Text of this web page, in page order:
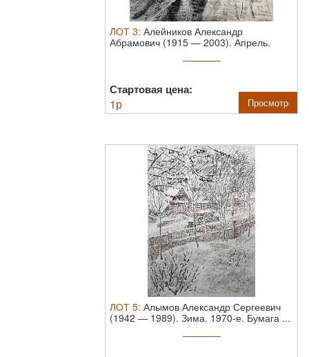
ЛОТ 3: Алейников Александр
Абрамович (1915 — 2003). Апрель.
Стартовая цена:
1р Просмотр
ЛОТ 5: Алымов Александр Сергеевич
(1942 — 1989). Зима. 1970-е. Бумага ...